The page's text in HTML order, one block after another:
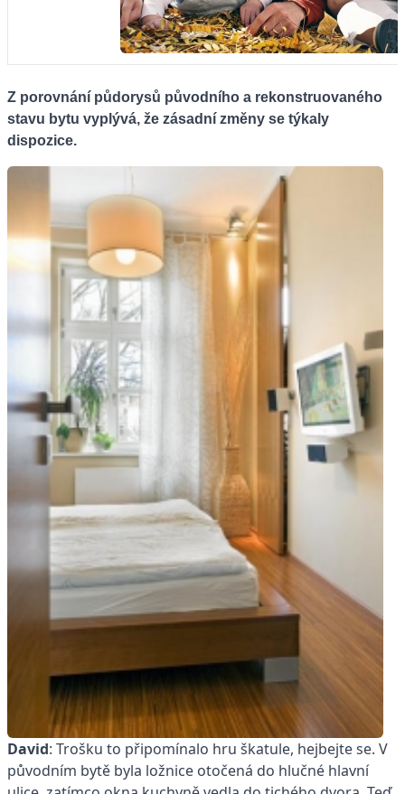
Z porovnání půdorysů původního a rekonstruovaného
stavu bytu vyplývá, že zásadní změny se týkaly
dispozice.
David: Trošku to připomínalo hru škatule, hejbejte se. V
původním bytě byla ložnice otočená do hlučné hlavní